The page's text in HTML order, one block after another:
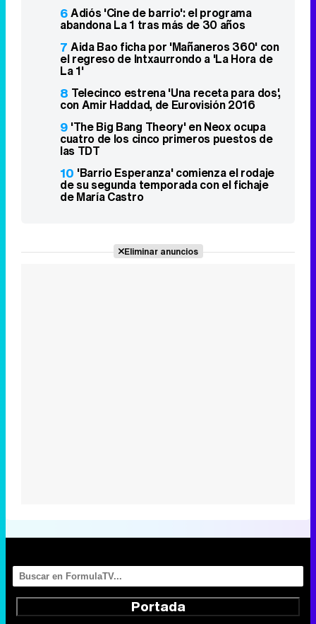
6Adiós 'Cine de barrio': el programa
abandona La 1 tras más de 30 años
7 Aida Bao ficha por 'Mañaneros 360' con
el regreso de Intxaurrondo a 'La Hora de
La 1'
8 Telecinco estrena 'Una receta para dos',
con Amir Haddad, de Eurovisión 2016
9 'The Big Bang Theory' en Neox ocupa
cuatro de los cinco primeros puestos de
las TDT
10 'Barrio Esperanza' comienza el rodaje
de su segunda temporada con el fichaje
de María Castro
Eliminar anuncios
Portada